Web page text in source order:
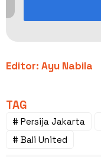
Editor: Ayu Nabila
TAG
# Persija Jakarta
# Bali United